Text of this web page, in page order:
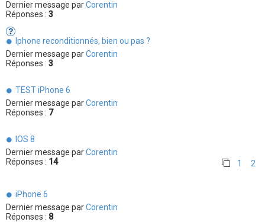
Dernier message parCorentin
Réponses : 3
Iphone reconditionnés, bien ou pas ?
Dernier message parCorentin
Réponses : 3
TEST iPhone 6
Dernier message parCorentin
Réponses : 7
IOS 8
Dernier message parCorentin
Réponses : 14 1 2
iPhone 6
Dernier message parCorentin
Réponses : 8